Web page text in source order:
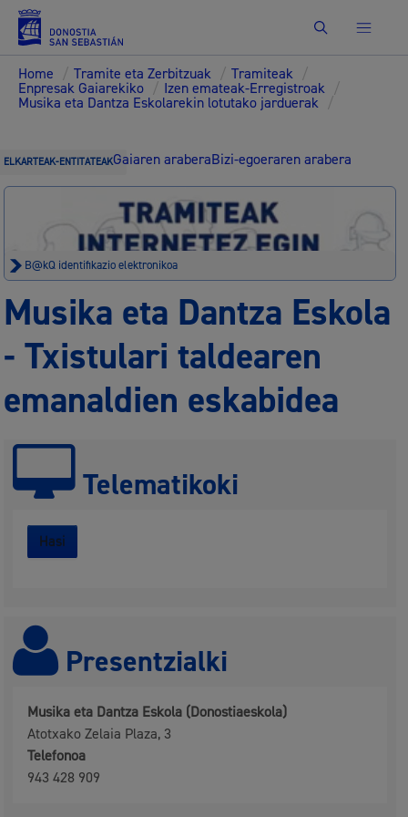
Bilatu
Home / Tramite eta Zerbitzuak / Tramiteak /
Enpresak Gaiarekiko / Izen emateak-Erregistroak /
Musika eta Dantza Eskolarekin lotutako jarduerak /
ELKARTEAK-ENTITATEAKGaiaren araberaBizi-egoeraren arabera
B@kQ identifikazio elektronikoa
Musika eta Dantza Eskola
- Txistulari taldearen
emanaldien eskabidea
Telematikoki
Hasi
Presentzialki
Musika eta Dantza Eskola (Donostiaeskola)
Atotxako Zelaia Plaza, 3
Telefonoa
943 428 909